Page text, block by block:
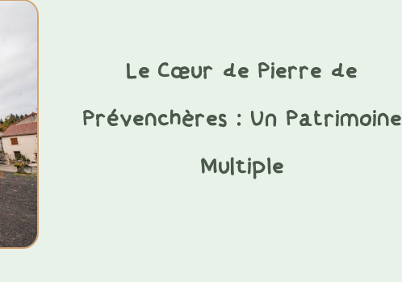
Le Cœur de Pierre de
Prévenchères : Un Patrimoine
Multiple